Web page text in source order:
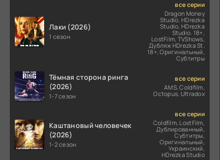
Лаки (2026)
1 сезон
все серии
Dragon Money
Studio, HDrezka
Studio, HDrezka
Studio. 18+,
LostFilm, TVShows,
Дубляж HDrezka St.
18+, Оригинальный,
Субтитры
Тёмная сторона ринга
(2026)
1-7 сезон
все серии
AMS, Coldfilm,
Octopus, Ultradox
Каштановый человечек
(2026)
1-2 сезон
все серии
Coldfilm, LostFilm,
Дублированный,
Субтитры,
Оригинальный,
Украинский,
HDrezka Studio